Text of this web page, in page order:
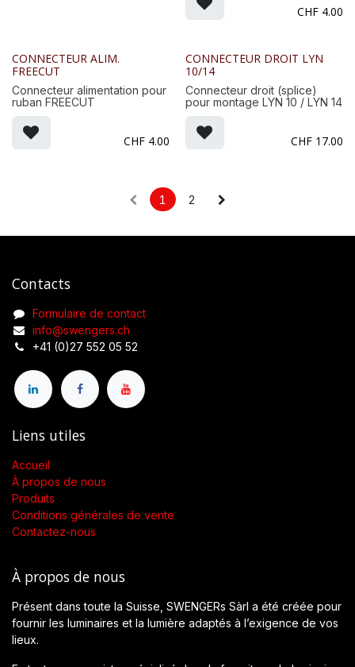
CHF 4.00
CONNECTEUR ALIM.
FREECUT
Connecteur alimentation pour
ruban FREECUT
CHF 4.00
CONNECTEUR DROIT LYN
10/14
Connecteur droit (splice)
pour montage LYN 10 / LYN 14
CHF 17.00
1 2
Contacts
Formulaire de contact
info@swengers.ch
+41 (0)27 552 05 52
Liens utiles
Accueil
À propos de nous
Produits
Conditions générales de vente
Contactez-nous
À propos de nous
Présent dans toute la Suisse, SWENGERs Sàrl a été créée pour
fournir les luminaires et la lumière adaptés à l’exigence de vos
lieux.